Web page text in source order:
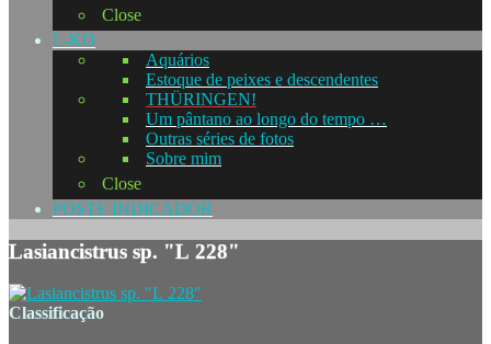
Close
L-KO
Aquários
Estoque de peixes e descendentes
THÜRINGEN!
Um pântano ao longo do tempo …
Outras séries de fotos
Sobre mim
Close
POSTE INDICADOR
Lasiancistrus sp. "L 228"
Classificação